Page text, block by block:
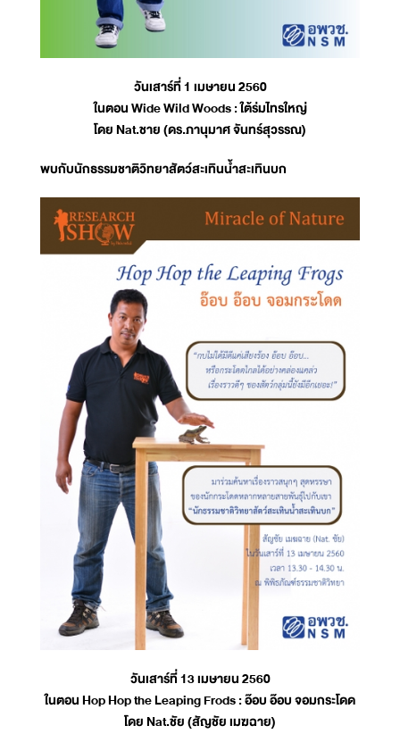
วันเสาร์ที่ 1 เมษายน 2560
ในตอน Wide Wild Woods : ใต้ร่มไทรใหญ่
โดย Nat.ชาย (ดร.ภานุมาศ จันทร์สุวรรณ)
พบกับนักธรรมชาติวิทยาสัตว์สะเทินน้ำสะเทินบก
วันเสาร์ที่ 13 เมษายน 2560
ในตอน Hop Hop the Leaping Frods : อ๊อบ อ๊อบ จอมกระโดด
โดย Nat.ชัย (สัญชัย เมฆฉาย)